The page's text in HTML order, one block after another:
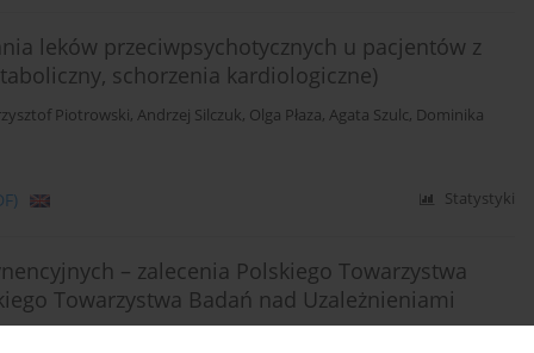
leków przeciwpsychotycznych u pacjentów z
schorzenia kardiologiczne)
Piotrowski, Andrzej Silczuk, Olga Płaza, Agata Szulc, Dominika
Statystyki
– zalecenia Polskiego Towarzystwa
Towarzystwa Badań nad Uzależnieniami